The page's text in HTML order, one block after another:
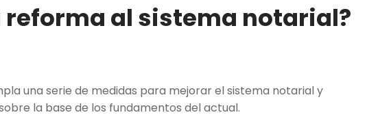
reforma al sistema notarial?
una serie de medidas para mejorar el sistema notarial y
la base de los fundamentos del actual.